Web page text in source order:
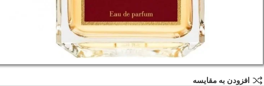
افزودن به مقایسه